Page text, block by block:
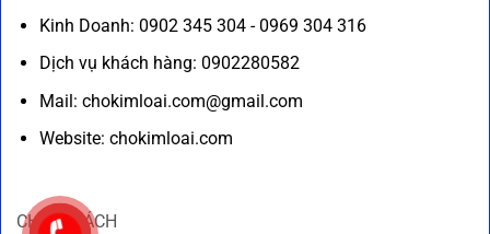
Kinh Doanh: 0902 345 304 - 0969 304 316
Dịch vụ khách hàng: 0902280582
Mail: chokimloai.com@gmail.com
Website: chokimloai.com
CHÍNH SÁCH